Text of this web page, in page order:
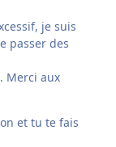
je suis
passer des
Merci aux
et tu te fais